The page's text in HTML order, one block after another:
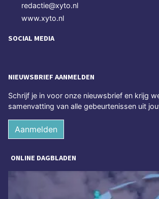
redactie@xyto.nl
www.xyto.nl
SOCIAL MEDIA
NIEUWSBRIEF AANMELDEN
Schrijf je in voor onze nieuwsbrief en krijg
samenvatting van alle gebeurtenissen uit
Aanmelden
ONLINE DAGBLADEN